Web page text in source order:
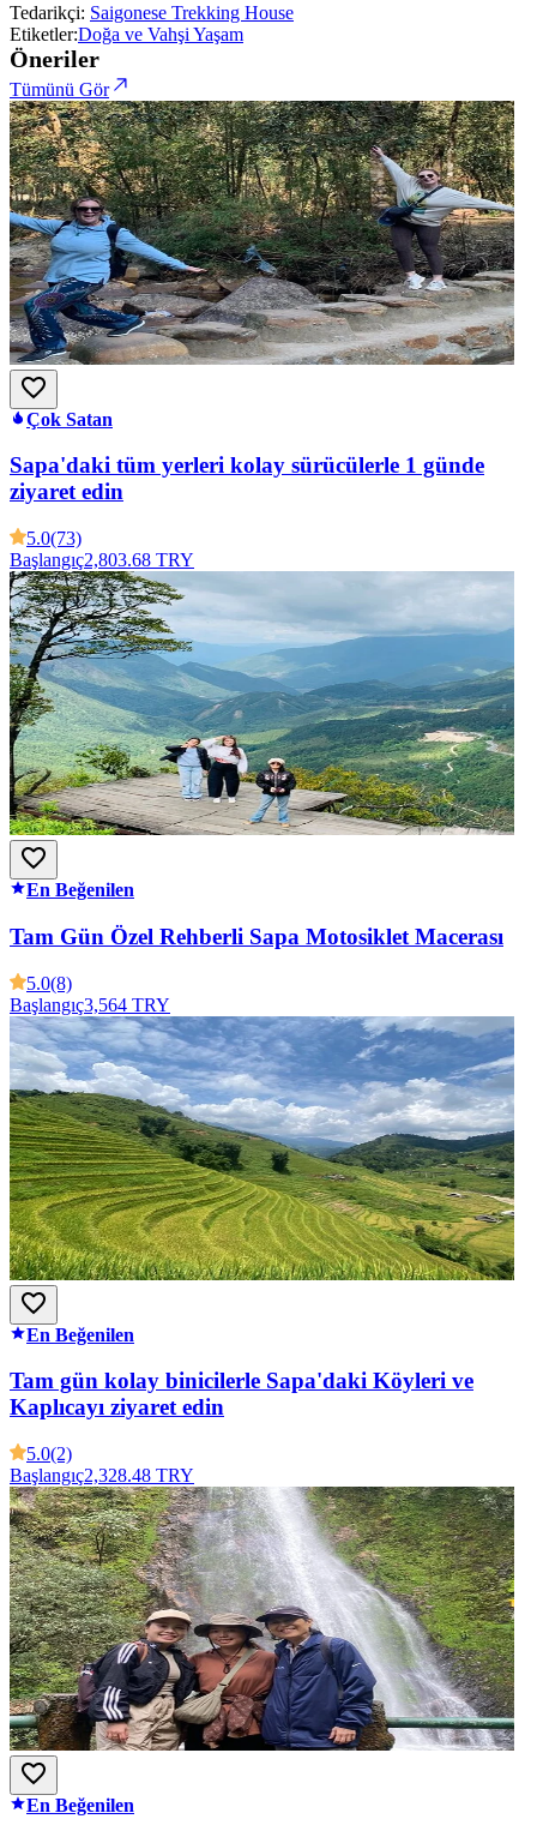
Tedarikçi: Saigonese Trekking House
Etiketler:Doğa ve Vahşi Yaşam
Öneriler
Tümünü Gör
Çok Satan
Sapa'daki tüm yerleri kolay sürücülerle 1 günde
ziyaret edin
5.0(73)
Başlangıç2,803.68 TRY
En Beğenilen
Tam Gün Özel Rehberli Sapa Motosiklet Macerası
5.0(8)
Başlangıç3,564 TRY
En Beğenilen
Tam gün kolay binicilerle Sapa'daki Köyleri ve
Kaplıcayı ziyaret edin
5.0(2)
Başlangıç2,328.48 TRY
En Beğenilen